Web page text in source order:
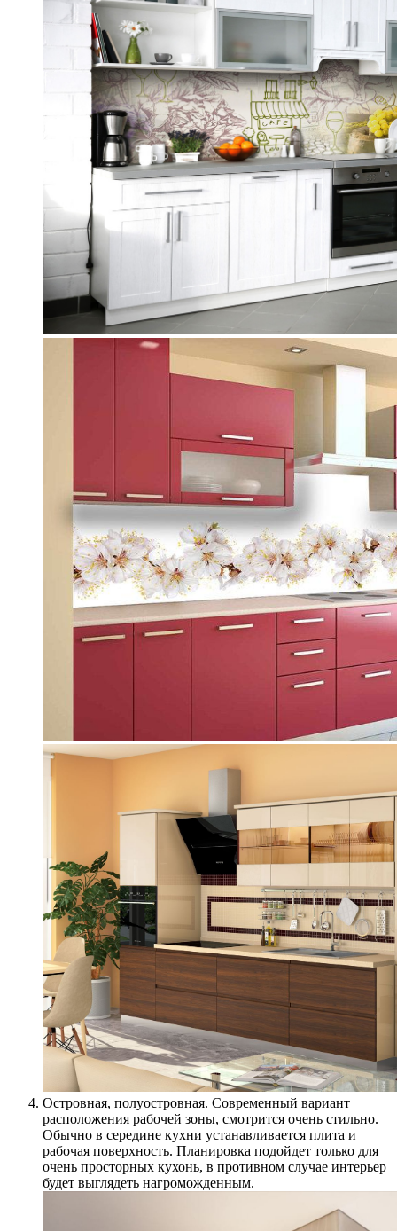
Островная, полуостровная. Современный вариант
расположения рабочей зоны, смотрится очень стильно.
Обычно в середине кухни устанавливается плита и
рабочая поверхность. Планировка подойдет только для
очень просторных кухонь, в противном случае интерьер
будет выглядеть нагроможденным.